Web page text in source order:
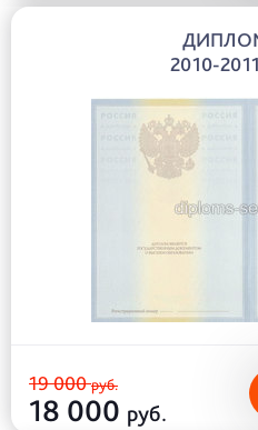
2010-
19 000руб.
18 000 руб.